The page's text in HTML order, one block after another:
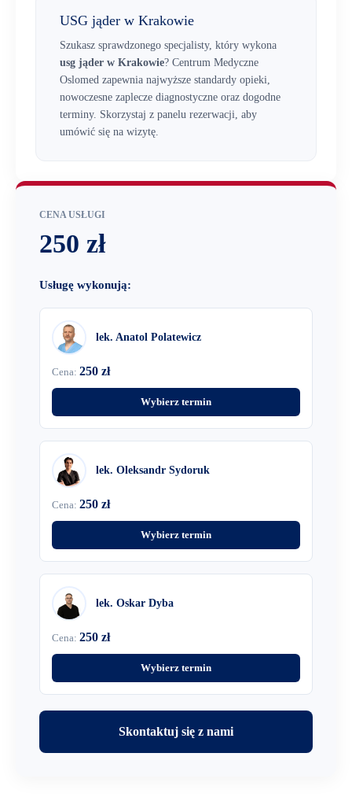
USG jąder w Krakowie
Szukasz sprawdzonego specjalisty, który wykona
usg jąder w Krakowie? Centrum Medyczne
Oslomed zapewnia najwyższe standardy opieki,
nowoczesne zaplecze diagnostyczne oraz dogodne
terminy. Skorzystaj z panelu rezerwacji, aby
umówić się na wizytę.
CENA USŁUGI
250 zł
Usługę wykonują:
lek. Anatol Polatewicz
Cena: 250 zł
Wybierz termin
lek. Oleksandr Sydoruk
Cena: 250 zł
Wybierz termin
lek. Oskar Dyba
Cena: 250 zł
Wybierz termin
Skontaktuj się z nami